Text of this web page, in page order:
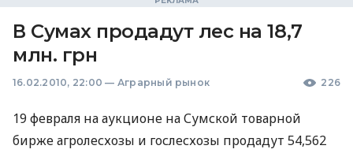
В Сумах продадут лес на 18,7
млн. грн
16.02.2010, 22:00 — Аграрный рынок 226
19 февраля на аукционе на Сумской товарной
бирже агролесхозы и гослесхозы продадут 54,562